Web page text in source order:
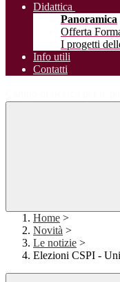
Didattica
Panoramica
Offerta
I progetti
Info utili
Contatti
Home >
Novità >
Le notizie >
Elezioni CSPI -